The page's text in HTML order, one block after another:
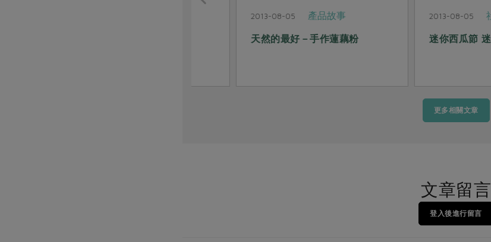
社內大小事
迷你西瓜節 迷人的時光
生活提案
重拾身心靈的富足
更多相關文章
文章留言
登入後進行留言